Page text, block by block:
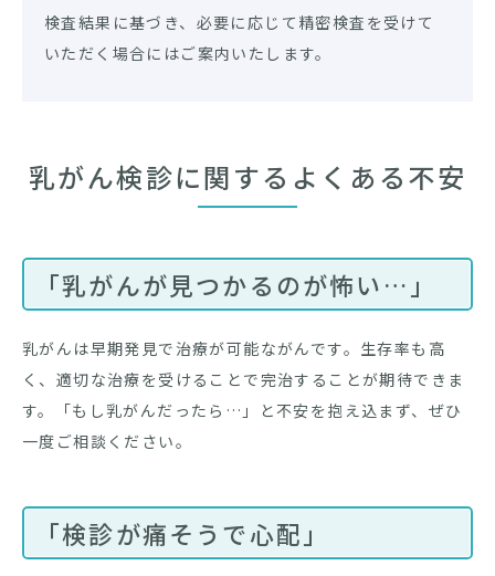
検査結果に基づき、必要に応じて精密検査を受けて
いただく場合にはご案内いたします。
乳がん検診に関するよくある不安
「乳がんが見つかるのが怖い…」
乳がんは早期発見で治療が可能ながんです。生存率も高
く、適切な治療を受けることで完治することが期待できま
す。「もし乳がんだったら…」と不安を抱え込まず、ぜひ
一度ご相談ください。
「検診が痛そうで心配」